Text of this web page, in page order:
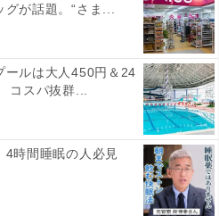
グが話題。“さま...
ールは大人450円＆24
コスパ抜群...
4時間睡眠の人必見